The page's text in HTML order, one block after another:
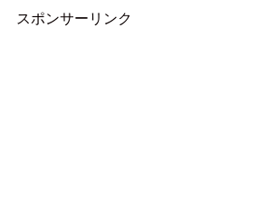
スポンサーリンク